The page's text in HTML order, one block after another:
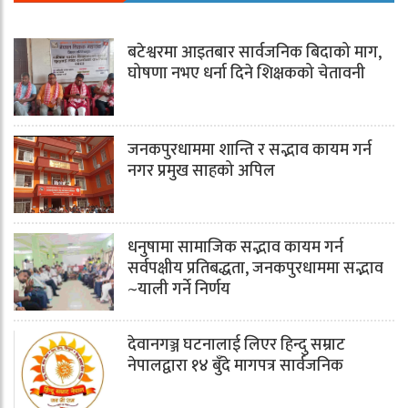
बटेश्वरमा आइतबार सार्वजनिक बिदाको माग,
घोषणा नभए धर्ना दिने शिक्षकको चेतावनी
जनकपुरधाममा शान्ति र सद्भाव कायम गर्न
नगर प्रमुख साहको अपिल
धनुषामा सामाजिक सद्भाव कायम गर्न
सर्वपक्षीय प्रतिबद्धता, जनकपुरधाममा सद्भाव
~याली गर्ने निर्णय
देवानगञ्ज घटनालाई लिएर हिन्दु सम्राट
नेपालद्वारा १४ बुँदे मागपत्र सार्वजनिक